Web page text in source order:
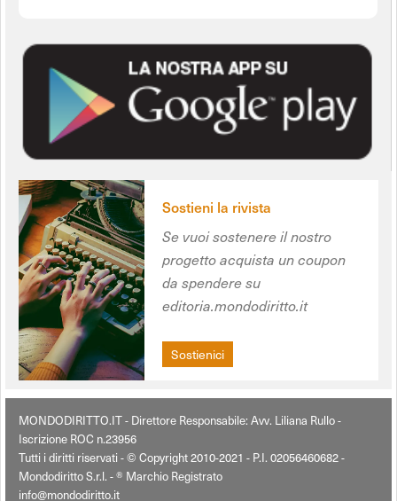
Sostieni la rivista
Se vuoi sostenere il nostro
progetto acquista un coupon
da spendere su
editoria.mondodiritto.it
Sostienici
MONDODIRITTO.IT - Direttore Responsabile: Avv. Liliana Rullo -
Iscrizione ROC n.23956
Tutti i diritti riservati - © Copyright 2010-2021 - P.I. 02056460682 -
Mondodiritto S.r.l. - ® Marchio Registrato
info@mondodiritto.it